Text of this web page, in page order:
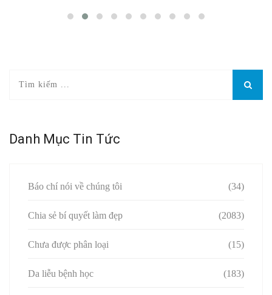
Danh Mục Tin Tức
Báo chí nói về chúng tôi (34)
Chia sẻ bí quyết làm đẹp (2083)
Chưa được phân loại (15)
Da liễu bệnh học (183)